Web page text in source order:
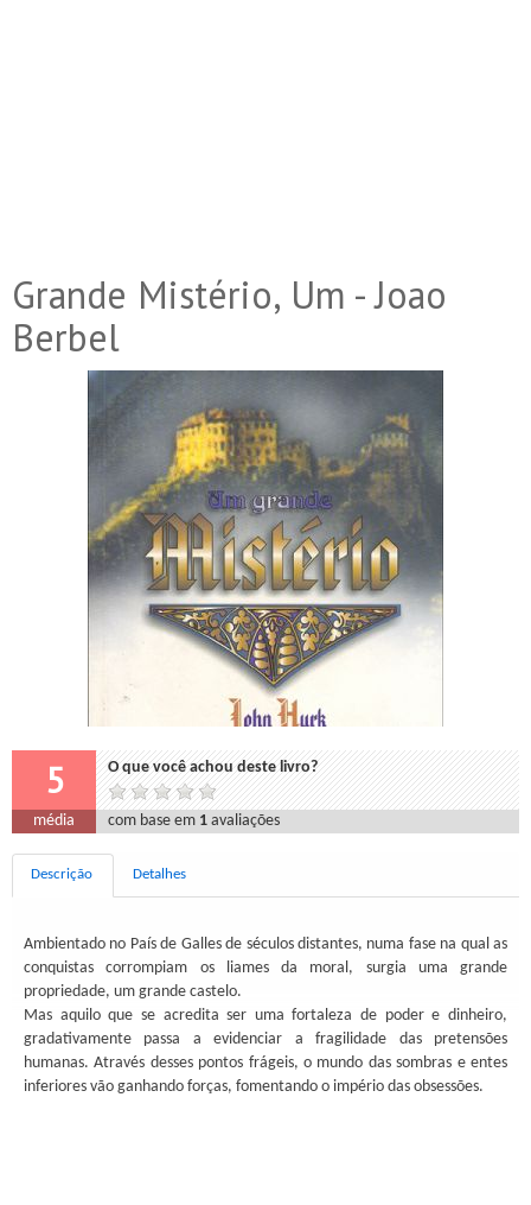
Grande Mistério, Um - Joao
Berbel
5 O que você achou deste livro?
média com base em 1 avaliações
Descrição Detalhes
Ambientado no País de Galles de séculos distantes, numa fase na qual as
conquistas corrompiam os liames da moral, surgia uma grande
propriedade, um grande castelo.
Mas aquilo que se acredita ser uma fortaleza de poder e dinheiro,
gradativamente passa a evidenciar a fragilidade das pretensões
humanas. Através desses pontos frágeis, o mundo das sombras e entes
inferiores vão ganhando forças, fomentando o império das obsessões.